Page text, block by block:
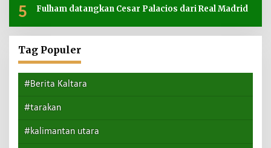
5 Fulham datangkan Cesar Palacios dari Real Madrid
Tag Populer
#Berita Kaltara
#tarakan
#kalimantan utara